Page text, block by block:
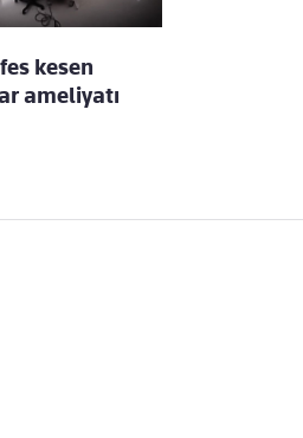
kesen
ameliyatı